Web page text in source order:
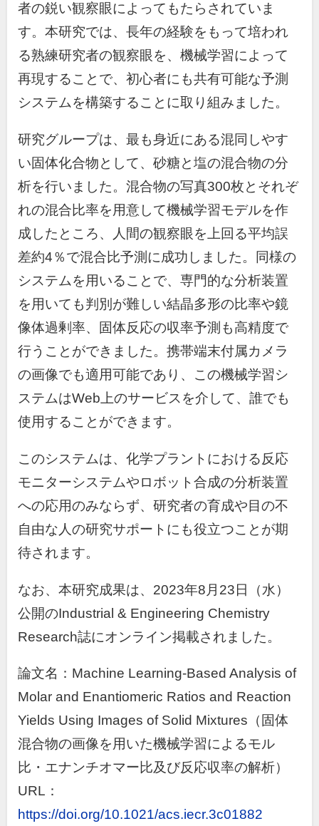
者の鋭い観察眼によってもたらされていま
す。本研究では、長年の経験をもって培われ
る熟練研究者の観察眼を、機械学習によって
再現することで、初心者にも共有可能な予測
システムを構築することに取り組みました。
研究グループは、最も身近にある混同しやす
い固体化合物として、砂糖と塩の混合物の分
析を行いました。混合物の写真300枚とそれぞ
れの混合比率を用意して機械学習モデルを作
成したところ、人間の観察眼を上回る平均誤
差約4％で混合比予測に成功しました。同様の
システムを用いることで、専門的な分析装置
を用いても判別が難しい結晶多形の比率や鏡
像体過剰率、固体反応の収率予測も高精度で
行うことができました。携帯端末付属カメラ
の画像でも適用可能であり、この機械学習シ
ステムはWeb 上のサービスを介して、誰でも
使用することができます。
このシステムは、化学プラントにおける反応
モニターシステムやロボット合成の分析装置
への応用のみならず、研究者の育成や目の不
自由な人の研究サポートにも役立つことが期
待されます。
なお、本研究成果は、 2023年8 月 23日（水）
公開のIndustrial & Engineering Chemistry
Research誌にオンライン掲載されました。
論文名：Machine Learning-Based Analysis of
Molar and Enantiomeric Ratios and Reaction
Yields Using Images of Solid Mixtures（固体
混合物の画像を用いた機械学習によるモル
比・エナンチオマー比及び反応収率の解析）
URL：
https://doi.org/10.1021/acs.iecr.3c01882